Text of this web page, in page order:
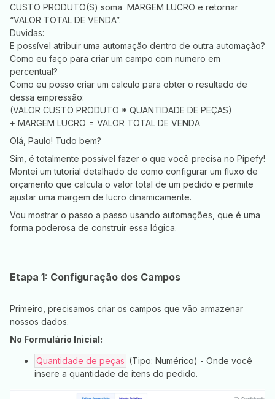
CUSTO PRODUTO(S) soma MARGEM LUCRO e retornar
“VALOR TOTAL DE VENDA”.
Duvidas:
E possível atribuir uma automação dentro de outra automação?
Como eu faço para criar um campo com numero em
percentual?
Como eu posso criar um calculo para obter o resultado de
dessa empressão:
(VALOR CUSTO PRODUTO * QUANTIDADE DE PEÇAS)
+ MARGEM LUCRO = VALOR TOTAL DE VENDA
Olá, Paulo! Tudo bem?
Sim, é totalmente possível fazer o que você precisa no Pipefy!
Montei um tutorial detalhado de como configurar um fluxo de
orçamento que calcula o valor total de um pedido e permite
ajustar uma margem de lucro dinamicamente.
Vou mostrar o passo a passo usando automações, que é uma
forma poderosa de construir essa lógica.
Etapa 1: Configuração dos Campos
Primeiro, precisamos criar os campos que vão armazenar
nossos dados.
No Formulário Inicial:
Quantidade de peças (Tipo: Numérico) - Onde você
insere a quantidade de itens do pedido.